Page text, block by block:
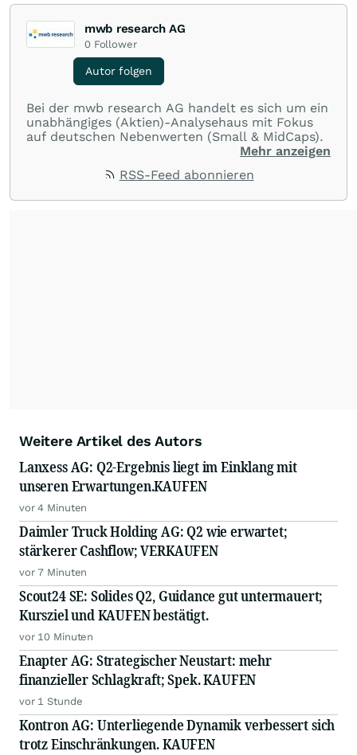
mwb research AG
0 Follower
Autor folgen
Bei der mwb research AG handelt es sich um ein
unabhängiges (Aktien)-Analysehaus mit Fokus
auf deutschen Nebenwerten (Small & MidCaps).
Mehr anzeigen
RSS-Feed abonnieren
Weitere Artikel des Autors
Lanxess AG: Q2-Ergebnis liegt im Einklang mit
unseren Erwartungen.KAUFEN
vor 4 Minuten
Daimler Truck Holding AG: Q2 wie erwartet;
stärkerer Cashflow; VERKAUFEN
vor 7 Minuten
Scout24 SE: Solides Q2, Guidance gut untermauert;
Kursziel und KAUFEN bestätigt.
vor 10 Minuten
Enapter AG: Strategischer Neustart: mehr
finanzieller Schlagkraft; Spek. KAUFEN
vor 1 Stunde
Kontron AG: Unterliegende Dynamik verbessert sich
trotz Einschränkungen. KAUFEN